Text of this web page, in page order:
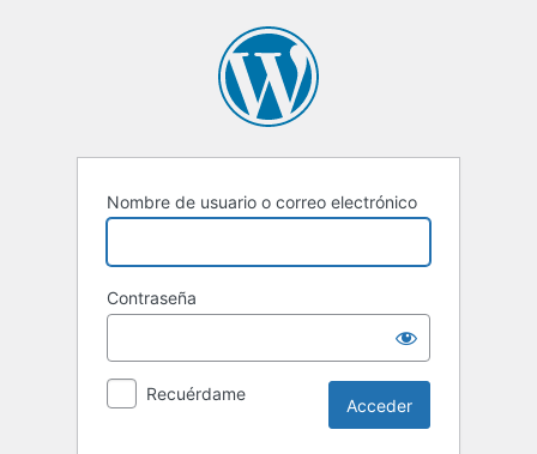
Nombre de usuario o correo electrónico
Contraseña
Recuérdame